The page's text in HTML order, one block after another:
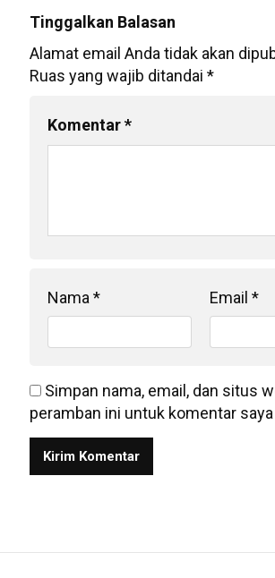
Tinggalkan Balasan
Alamat email Anda tidak akan
Ruas yang wajib ditandai *
Komentar*
Nama * Email *
Simpan nama, email, dan situs
peramban ini untuk komentar